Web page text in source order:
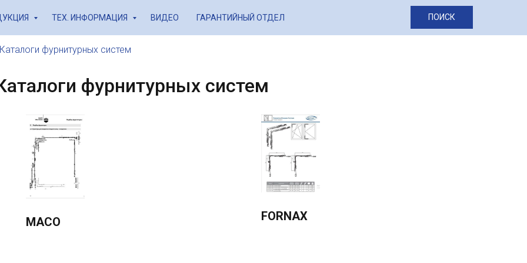
ТЕХ. ИНФОРМАЦИЯ ВИДЕО ГАРАНТИЙНЫЙ ОТДЕЛ ПОИСК
Каталоги фурнитурных систем
фурнитурных систем
MACO FORNAX